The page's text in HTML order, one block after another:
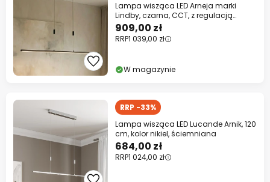
Lampa wisząca LED Arneja marki
Lindby, czarna, CCT, z regulacją
wysokości
909,00 zł
RRP1 039,00 zł
W magazynie
RRP -33%
Lampa wisząca LED Lucande Arnik, 120
cm, kolor nikiel, ściemniana
684,00 zł
RRP1 024,00 zł